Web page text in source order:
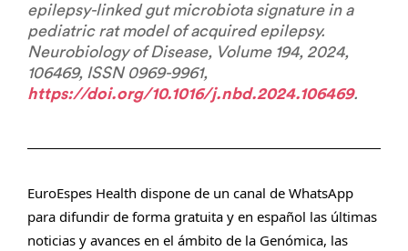
epilepsy-linked gut microbiota signature in a
pediatric rat model of acquired epilepsy.
Neurobiology of Disease, Volume 194, 2024,
106469, ISSN 0969-9961,
https://doi.org/10.1016/j.nbd.2024.106469.
EuroEspes Health dispone de un canal de WhatsApp
para difundir de forma gratuita y en español las últimas
noticias y avances en el ámbito de la Genómica, las